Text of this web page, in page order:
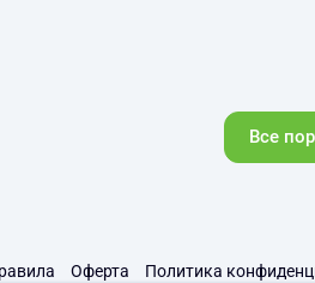
Все
Оферта Политика